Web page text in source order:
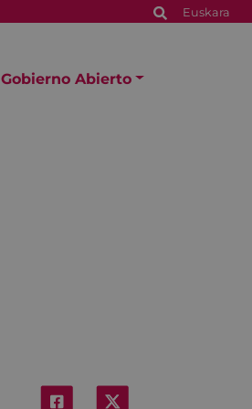
Euskara
Gobierno Abierto